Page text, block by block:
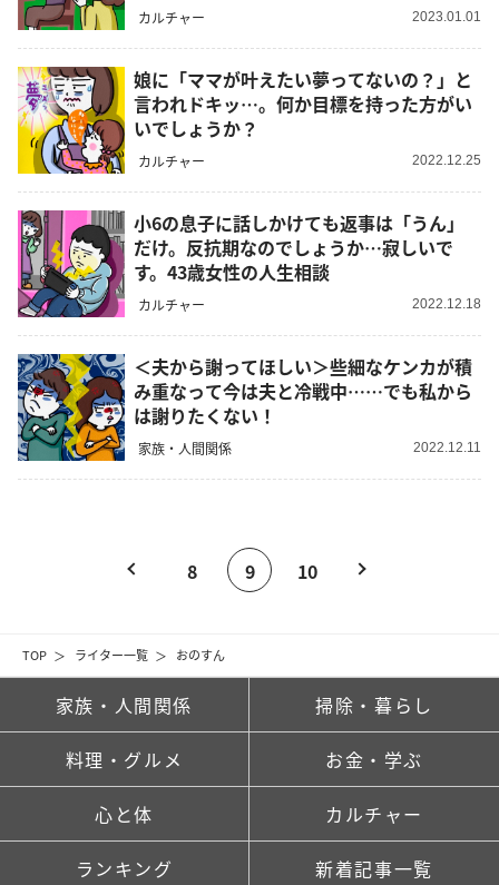
TOP ライター一覧 おのすん
カルチャー 2023.01.01
娘に「ママが叶えたい夢ってないの？」と
言われドキッ…。何か目標を持った方がい
いでしょうか？
カルチャー 2022.12.25
小6の息子に話しかけても返事は「うん」
だけ。反抗期なのでしょうか…寂しいで
す。43歳女性の人生相談
カルチャー 2022.12.18
＜夫から謝ってほしい＞些細なケンカが積
み重なって今は夫と冷戦中……でも私から
は謝りたくない！
家族・人間関係 2022.12.11
8 9 10
家族・人間関係 掃除・暮らし
料理・グルメ お金・学ぶ
心と体 カルチャー
ランキング 新着記事一覧